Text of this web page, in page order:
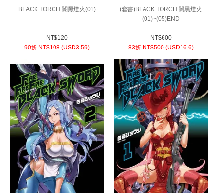
BLACK TORCH 闇黑燈火(01)
NT$120
90折 NT$108 (USD3.59)
(套書)BLACK TORCH 闇黑燈火
(01)~(05)END
NT$600
83折 NT$500 (USD16.6)